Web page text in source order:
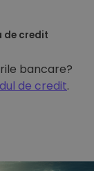
de credit
bancare?
de credit.